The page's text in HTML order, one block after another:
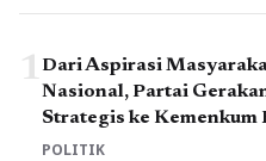
1 Dari Aspirasi
Nasional, Partai
Strategis ke Kemenkum
POLITIK